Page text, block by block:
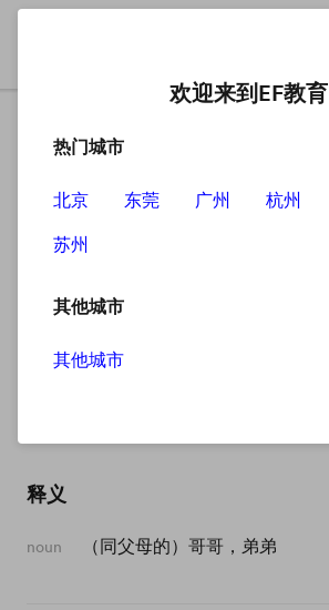
brother
释义
noun （同父母的）哥哥，弟弟
欢迎来到EF教育
热门城市
北京 东莞 广州 杭州
苏州
其他城市
其他城市